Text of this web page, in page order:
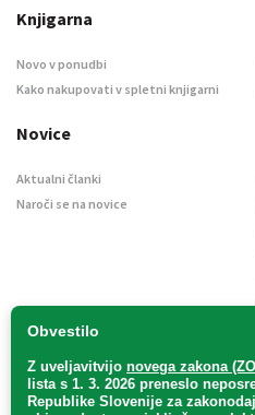
Obvestilo
Z uveljavitvijo novega zakona
lista s 1. 3. 2026 preneslo
Republike Slovenije za
Knjigarna
Novo v ponudbi
Kako nakupovati v spletni knjigarni
Novice
Aktualni članki
Naroči se na novice